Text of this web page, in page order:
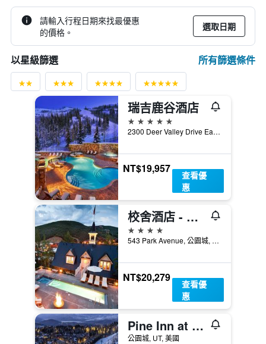
請輸入行程日期來找最優惠
的價格。
選取日期
以星級篩選 所有篩選條件
瑞吉鹿谷酒店
5星級
2300 Deer Valley Drive East, 公園城, UT, 美國
NT$19,957
查看優
惠
校舍酒店 - 公園市
4星級
543 Park Avenue, 公園城, UT, 美國
NT$20,279
查看優
惠
Pine Inn at Trail's End Lodge - Three Bedroom Condo Residence with Spa #2 by Deer Valley Resort
公園城, UT, 美國